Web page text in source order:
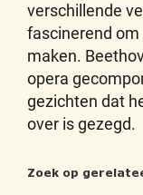
verschillende
fascinerend
maken.
opera
gezichten dat
over is gezegd.
Zoek op